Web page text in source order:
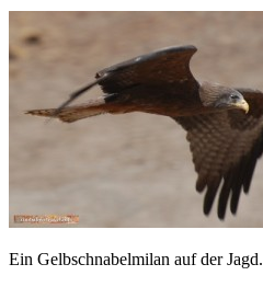
Ein Gelbschnabelmilan auf der Jagd.